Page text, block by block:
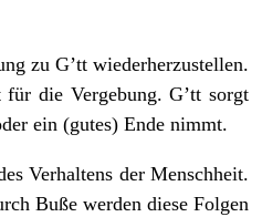
zu G’tt wiederherzustellen.
die Vergebung. G’tt sorgt
ein (gutes) Ende nimmt.
Verhaltens der Menschheit.
Buße werden diese Folgen